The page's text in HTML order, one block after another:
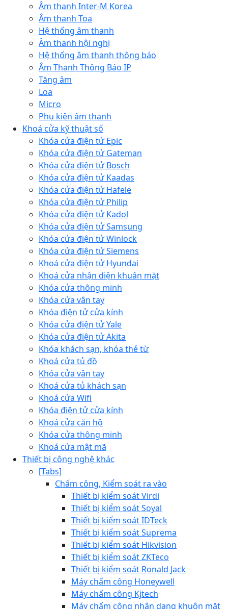
Âm thanh Inter-M Korea
Âm thanh Toa
Hệ thống âm thanh
Âm thanh hội nghị
Hệ thống âm thanh thông báo
Âm Thanh Thông Báo IP
Tăng âm
Loa
Micro
Phụ kiện âm thanh
Khoá cửa kỹ thuật số
Khóa cửa điện tử Epic
Khóa cửa điện tử Gateman
Khóa cửa điện tử Bosch
Khóa cửa điện tử Kaadas
Khóa cửa điện tử Hafele
Khóa cửa điện tử Philip
Khóa cửa điện tử Kadol
Khóa cửa điện tử Samsung
Khóa cửa điện tử Winlock
Khóa cửa điện tử Siemens
Khoá cửa điện tử Hyundai
Khoá cửa nhận diện khuân mặt
Khóa cửa thông minh
Khóa cửa vân tay
Khóa điện tử cửa kính
Khóa cửa điện tử Yale
Khóa cửa điện tử Akita
Khóa khách sạn, khóa thẻ từ
Khoá cửa tủ đồ
Khóa cửa vân tay
Khoá cửa tủ khách sạn
Khoá cửa Wifi
Khóa điện tử cửa kính
Khoá cửa căn hộ
Khóa cửa thông minh
Khoá cửa mật mã
Thiết bị công nghệ khác
[Tabs]
Chấm công, Kiểm soát ra vào
Thiết bị kiểm soát Virdi
Thiết bị kiểm soát Soyal
Thiết bị kiểm soát IDTeck
Thiết bị kiểm soát Suprema
Thiết bị kiểm soát Hikvision
Thiết bị kiểm soát ZKTeco
Thiết bị kiểm soát Ronald Jack
Máy chấm công Honeywell
Máy chấm công Kjtech
Máy chấm công nhận dạng khuôn mặt